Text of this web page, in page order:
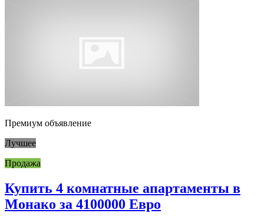
Премиум объявление
Лучшее
Продажа
Купить 4 комнатные апартаменты в
Монако за 4100000 Евро